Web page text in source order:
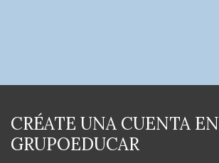
CRÉATE UNA CUENTA EN
GRUPOEDUCAR